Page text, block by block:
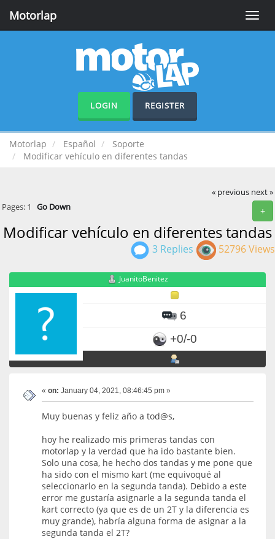
Toggle
Motorlap
LOGIN REGISTER
Motorlap Español
Soporte
Modificar vehículo en diferentes tandas
« previous next »
+
Pages: 1 Go Down
Modificar vehículo en diferentes tandas
3 Replies 52796 Views
JuanitoBenitez
6
+0/-0
« on: January 04, 2021, 08:46:45 pm »
Muy buenas y feliz año a tod@s,
hoy he realizado mis primeras tandas con
motorlap y la verdad que ha ido bastante bien.
Solo una cosa, he hecho dos tandas y me pone que
ha sido con el mismo kart (me equivoqué al
seleccionarlo en la segunda tanda). Debido a este
error me gustaría asignarle a la segunda tanda el
kart correcto (ya que es de un 2T y la diferencia es
muy grande), habría alguna forma de asignar a la
segunda tanda el 2T?